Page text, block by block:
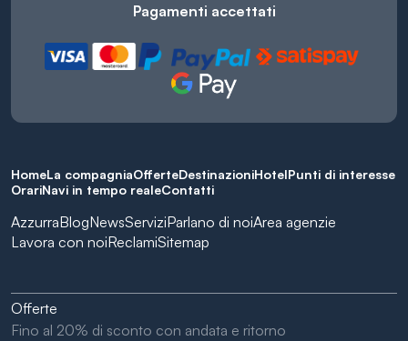
Pagamenti accettati
HomeLa compagniaOfferteDestinazioniHotelPunti di interesse
OrariNavi in tempo realeContatti
AzzurraBlogNewsServiziParlano di noiArea agenzie
Lavora con noiReclamiSitemap
Offerte
Fino al 20% di sconto con andata e ritorno